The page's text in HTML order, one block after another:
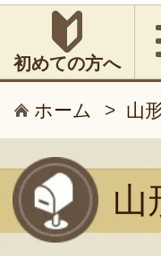
初めての方へ
ホーム > 山
山